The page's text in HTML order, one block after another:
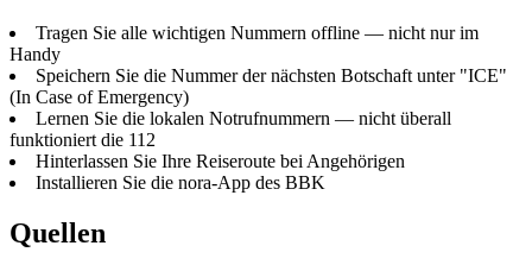
Tragen Sie alle wichtigen Nummern offline — nicht nur im
Handy
Speichern Sie die Nummer der nächsten Botschaft unter "ICE"
(In Case of Emergency)
Lernen Sie die lokalen Notrufnummern — nicht überall
funktioniert die 112
Hinterlassen Sie Ihre Reiseroute bei Angehörigen
Installieren Sie die nora-App des BBK
Quellen